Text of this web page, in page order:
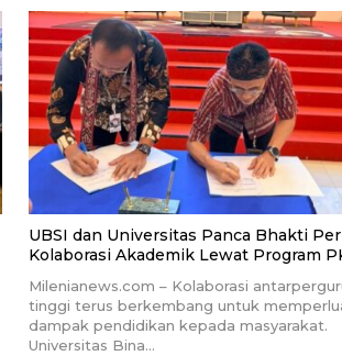
UBSI dan Universitas Panca Bhakti
Kolaborasi Akademik Lewat Program
Milenianews.com – Kolaborasi
tinggi terus berkembang untuk
dampak pendidikan kepada masyarakat.
Universitas Bina…